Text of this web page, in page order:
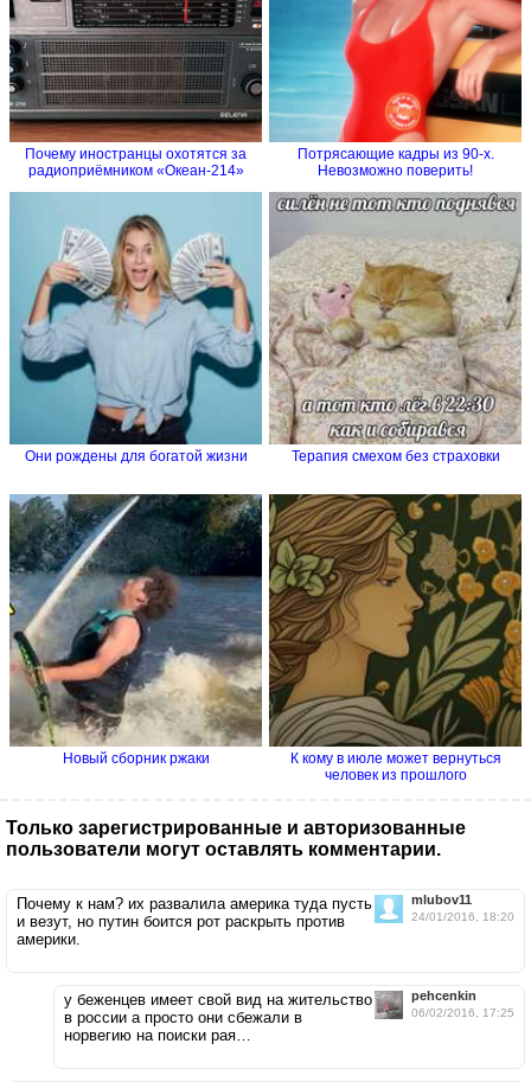
Почему иностранцы охотятся за
радиоприёмником «Океан-214»
Потрясающие кадры из 90-х.
Невозможно поверить!
Они рождены для богатой жизни Терапия смехом без страховки
Новый сборник ржаки
К кому в июле может вернуться
человек из прошлого
Только зарегистрированные и авторизованные
пользователи могут оставлять комментарии.
mlubov11
24/01/2016, 18:20
Почему к нам? их развалила америка туда пусть
и везут, но путин боится рот раскрыть против
америки.
pehcenkin
06/02/2016, 17:25
у беженцев имеет свой вид на жительство
в россии а просто они сбежали в
норвегию на поиски рая…